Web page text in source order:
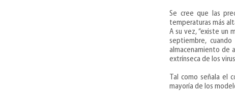
Se cree que las
temperaturas más
A su vez, “existe un
septiembre,
almacenamiento de
extrínseca de los
Tal como señala el
mayoría de los